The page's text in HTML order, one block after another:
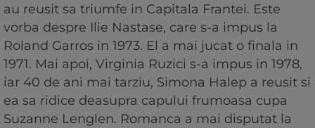
au reusit sa triumfe in Capitala Frantei. Este
vorba despre Ilie Nastase, care s-a impus la
Roland Garros in 1973. El a mai jucat o finala in
1971. Mai apoi, Virginia Ruzici s-a impus in 1978,
iar 40 de ani mai tarziu, Simona Halep a reusit si
ea sa ridice deasupra capului frumoasa cupa
Suzanne Lenglen. Romanca a mai disputat la